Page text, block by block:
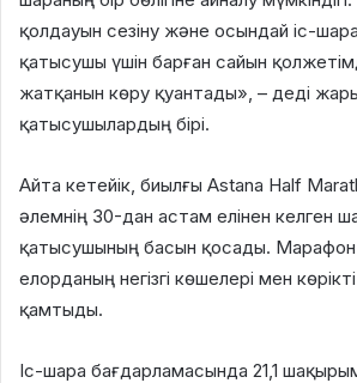
қолдауын сезіну және осындай іс-
қатысушы үшін барған сайын
жатқанын көру қуантады», – деді
қатысушылардың бірі.
Айта кетейік, биылғы Astana Half
әлемнің 30-дан астам елінен келген
қатысушының басын қосады.
елорданың негізгі көшелері мен
қамтыды.
Іс-шара бағдарламасында 21,1